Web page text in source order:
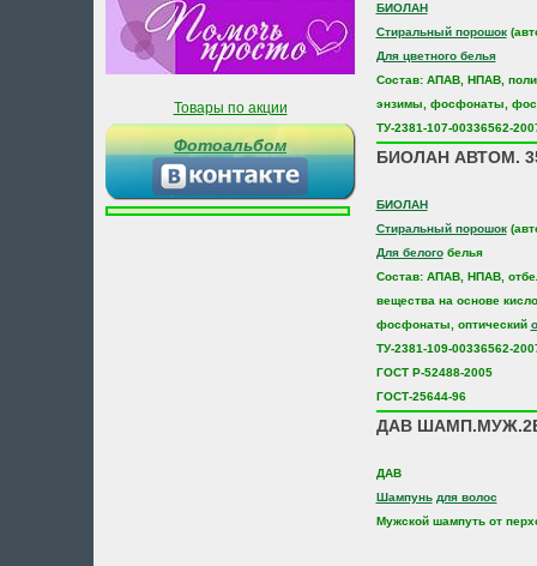
Товары по акции
Фотоальбом
БИОЛАН
Стиральный порошок
Для цветного белья
Состав: АПАВ, НПАВ,
энзимы, фосфонаты,
ТУ-2381-107-00336562-
БИОЛАН АВТОМ.
БИОЛАН
Стиральный порошок
Для белогобелья
Состав: АПАВ, НПАВ,
вещества на основе
фосфонаты, оптический
ТУ-2381-109-00336562-
ГОСТ Р-52488-2005
ГОСТ-25644-96
ДАВ
ДАВ
Шампунь для волос
Мужской шампуть от